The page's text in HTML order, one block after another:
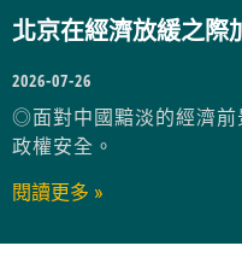
北京在經濟放緩之際
2026-07-26
◎面對中國黯淡的經濟前
政權安全。
閱讀更多 »